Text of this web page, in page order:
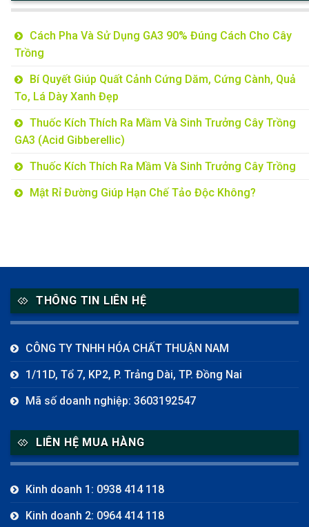
Cách Pha Và Sử Dụng GA3 90% Đúng Cách Cho Cây
Trồng
Bí Quyết Giúp Quất Cảnh Cứng Dăm, Cứng Cành, Quả
To, Lá Dày Xanh Đẹp
Thuốc Kích Thích Ra Mầm Và Sinh Trưởng Cây Trồng
GA3 (Acid Gibberellic)
Thuốc Kích Thích Ra Mầm Và Sinh Trưởng Cây Trồng
Mật Rỉ Đường Giúp Hạn Chế Tảo Độc Không?
THÔNG TIN LIÊN HỆ
CÔNG TY TNHH HÓA CHẤT THUẬN NAM
1/11D, Tổ 7, KP2, P. Trảng Dài, TP. Đồng Nai
Mã số doanh nghiệp: 3603192547
LIÊN HỆ MUA HÀNG
Kinh doanh 1: 0938 414 118
Kinh doanh 2: 0964 414 118